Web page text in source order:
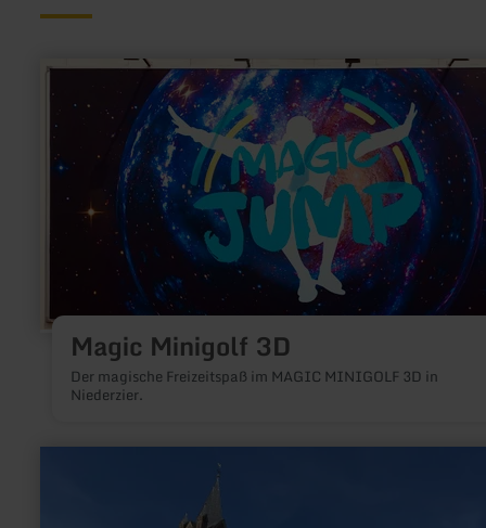
Magic Minigolf 3D
Der magische Freizeitspaß im MAGIC MINIGOLF 3D in
Niederzier.
mehr
Minigolf
3D